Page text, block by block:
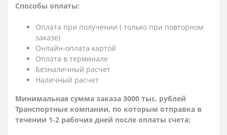
Способы оплаты:
Оплата при получении ( только при повторном
заказе)
Онлайн-оплата картой
Оплата в терминале
Безналичный расчет
Наличный расчет
Минимальная сумма заказа 3000 тыс. рублей
Транспортные компании, по которым отправка в
течении 1-2 рабочих дней после оплаты счета: